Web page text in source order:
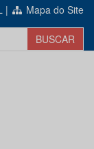
| Mapa do Site